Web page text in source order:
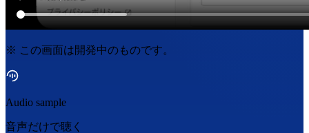
※ この画面は開発中のものです。
Audio sample
音声だけで聴く